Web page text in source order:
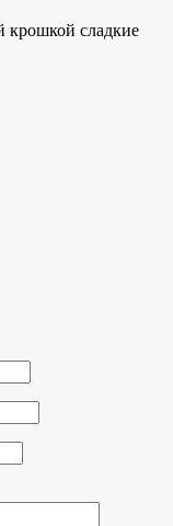
крошкой сладкие